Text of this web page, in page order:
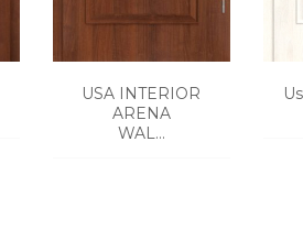
USA INTERIOR
ARENA
WAL...